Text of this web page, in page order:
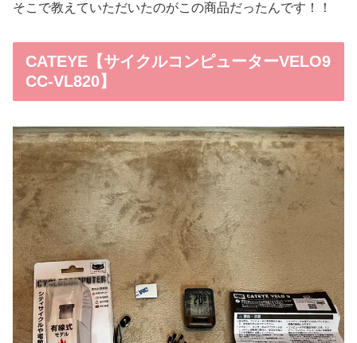
そこで教えていただいたのがこの商品だったんです！！
CATEYE【サイクルコンピューターVELO9
CC-VL820】